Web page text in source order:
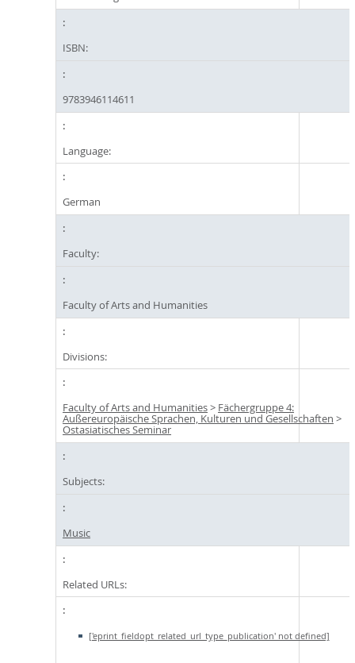
ISBN:
9783946114611
Language:
German
Faculty:
Faculty of Arts and Humanities
Divisions:
Faculty of Arts and Humanities> Fächergruppe 4:
Außereuropäische Sprachen, Kulturen und Gesellschaften >
Ostasiatisches Seminar
Subjects:
Music
Related URLs:
['eprint_fieldopt_related_url_type_publication' not defined]